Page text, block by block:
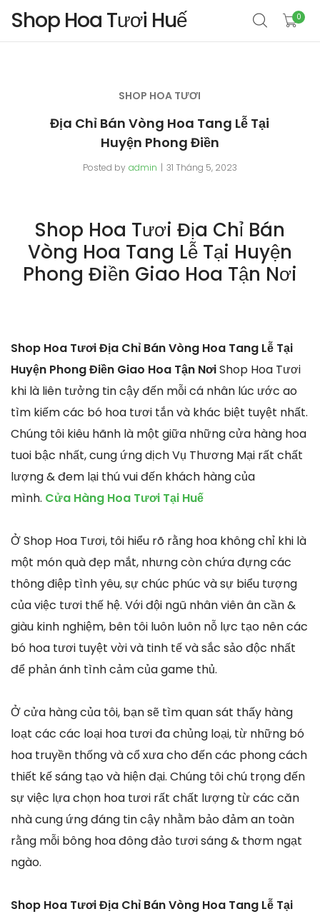
Shop Hoa Tươi Huế 0
SHOP HOA TƯƠI
Địa Chỉ Bán Vòng Hoa Tang Lễ Tại
Huyện Phong Điền
Posted by admin 31 Tháng 5, 2023
Shop Hoa Tươi Địa Chỉ Bán
Vòng Hoa Tang Lễ Tại Huyện
Phong Điền Giao Hoa Tận Nơi
Shop Hoa Tươi Địa Chỉ Bán Vòng Hoa Tang Lễ Tại
Huyện Phong Điền Giao Hoa Tận NơiShop Hoa Tươi
khi là liên tưởng tin cậy đến mỗi cá nhân lúc ước ao
tìm kiếm các bó hoa tươi tắn và khác biệt tuyệt nhất.
Chúng tôi kiêu hãnh là một giữa những cửa hàng hoa
tuoi bậc nhất, cung ứng dịch Vụ Thương Mại rất chất
lượng & đem lại thú vui đến khách hàng của
mình. Cửa Hàng Hoa Tươi Tại Huế
Ở Shop Hoa Tươi, tôi hiểu rõ rằng hoa không chỉ khi là
một món quà đẹp mắt, nhưng còn chứa đựng các
thông điệp tình yêu, sự chúc phúc và sự biểu tượng
của việc tươi thế hệ. Với đội ngũ nhân viên ân cần &
giàu kinh nghiệm, bên tôi luôn luôn nỗ lực tạo nên các
bó hoa tươi tuyệt vời và tinh tế và sắc sảo độc nhất
để phản ánh tình cảm của game thủ.
Ở cửa hàng của tôi, bạn sẽ tìm quan sát thấy hàng
loạt các các loại hoa tươi đa chủng loại, từ những bó
hoa truyền thống và cổ xưa cho đến các phong cách
thiết kế sáng tạo và hiện đại. Chúng tôi chú trọng đến
sự việc lựa chọn hoa tươi rất chất lượng từ các căn
nhà cung ứng đáng tin cậy nhằm bảo đảm an toàn
rằng mỗi bông hoa đông đảo tươi sáng & thơm ngạt
ngào.
Shop Hoa Tươi Địa Chỉ Bán Vòng Hoa Tang Lễ Tại